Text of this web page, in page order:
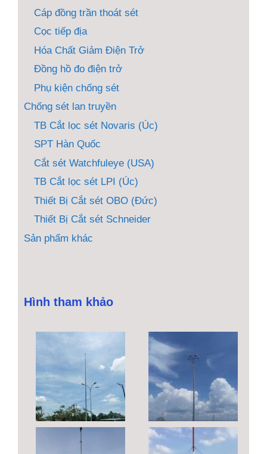
Cáp đồng trần thoát sét
Cọc tiếp địa
Hóa Chất Giảm Điện Trở
Đồng hồ đo điện trở
Phụ kiện chống sét
Chống sét lan truyền
TB Cắt lọc sét Novaris (Úc)
SPT Hàn Quốc
Cắt sét Watchfuleye (USA)
TB Cắt lọc sét LPI (Úc)
Thiết Bị Cắt sét OBO (Đức)
Thiết Bị Cắt sét Schneider
Sản phẩm khác
Hình tham khảo